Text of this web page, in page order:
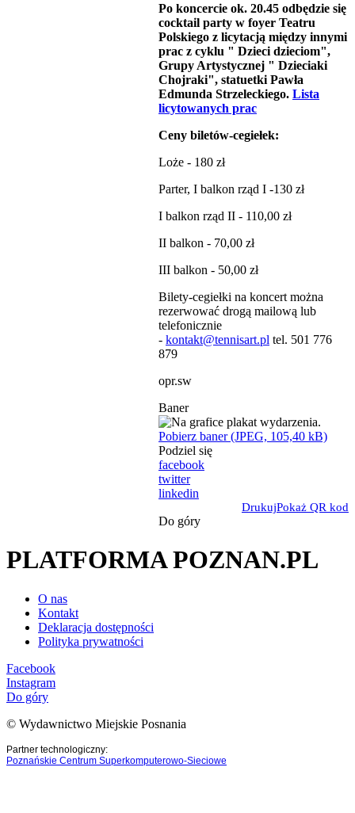
Po koncercie ok. 20.45 odbędzie się
cocktail party w foyer Teatru
Polskiego z licytacją między innymi
prac z cyklu " Dzieci dzieciom",
Grupy Artystycznej " Dzieciaki
Chojraki", statuetki Pawła
Edmunda Strzeleckiego. Lista
licytowanych prac
Ceny biletów-cegiełek:
Loże - 180 zł
Parter, I balkon rząd I -130 zł
I balkon rząd II - 110,00 zł
II balkon - 70,00 zł
III balkon - 50,00 zł
Bilety-cegiełki na koncert można
rezerwować drogą mailową lub
telefonicznie
- kontakt@tennisart.pl tel. 501 776
879
opr.sw
Baner
Pobierz baner (JPEG, 105,40 kB)
Podziel się
facebook
twitter
linkedin
DrukujPokaż QR kod
Do góry
PLATFORMA POZNAN.PL
O nas
Kontakt
Deklaracja dostępności
Polityka prywatności
Facebook
Instagram
Do góry
© Wydawnictwo Miejskie Posnania
Partner technologiczny:
Poznańskie Centrum Superkomputerowo-Sieciowe